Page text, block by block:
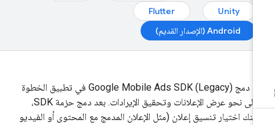
Unity
Flutter
Android (الإصدار القديم)
دمجGoogle Mobile Ads SDK (Legacy)في تطبيق الخطوة
الأولى نحو عرض الإعلانات وتحقيق الإيرادات. بعد دمج حزمة SDK،
اختيار تنسيق إعلان (مثل الإعلان المدمج مع المحتوى أو الفيديو